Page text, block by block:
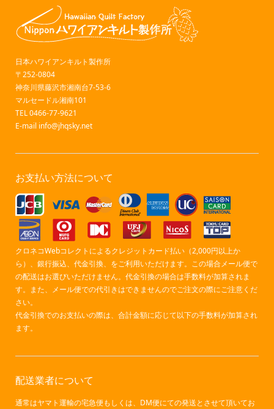
日本ハワイアンキルト製作所
〒252-0804
神奈川県藤沢市湘南台7-53-6
マルセードル湘南101
TEL 0466-77-9621
E-mail info@jhqsky.net
お支払い方法について
クロネコWebコレクトによるクレジットカード払い（2,000円以上か
ら）、銀行振込、代金引換、をご利用いただけます。この場合メール便で
の配送はお選びいただけません。代金引換の場合は手数料が加算されま
す。また、メール便での代引きはできませんのでご注文の際にご注意くだ
さい。
代金引換でのお支払いの際は、合計金額に応じて以下の手数料が加算され
ます。
配送業者について
通常はヤマト運輸の宅急便もしくは、DM便にての発送とさせて頂いてお